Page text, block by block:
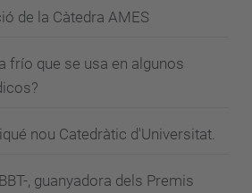
de la Càtedra AMES
frío que se usa en algunos
nou Catedràtic d'Universitat.
, guanyadora dels Premis